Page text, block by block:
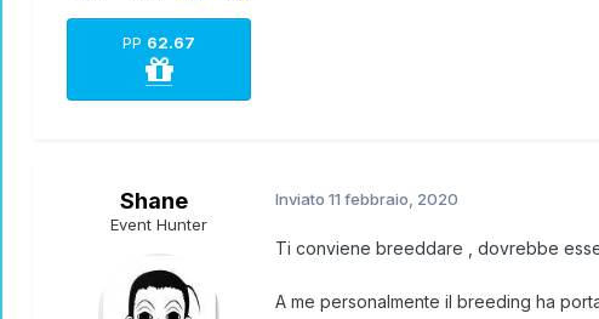
PP 62.67
Shane
Event Hunter
Inviato 11 febbraio, 2020
Ti conviene breeddare , dovrebbe
A me personalmente il breeding ha